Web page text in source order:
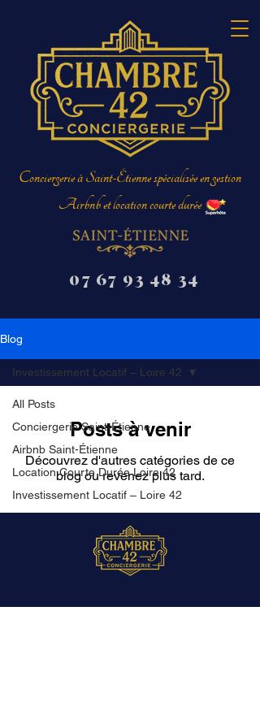
Conciergerie à Saint-Étienne spécialisée en gestion
Airbnb et location courte durée
07 67 93 48 34
Blog
All Posts
Conciergerie Saint-Étienne
Airbnb Saint-Étienne
Location Courte Durée Loire 42
Investissement Locatif – Loire 42
Investissement Locatif – Loire 42
Posts à venir
Découvrez d'autres catégories de ce
blog ou revenez plus tard.